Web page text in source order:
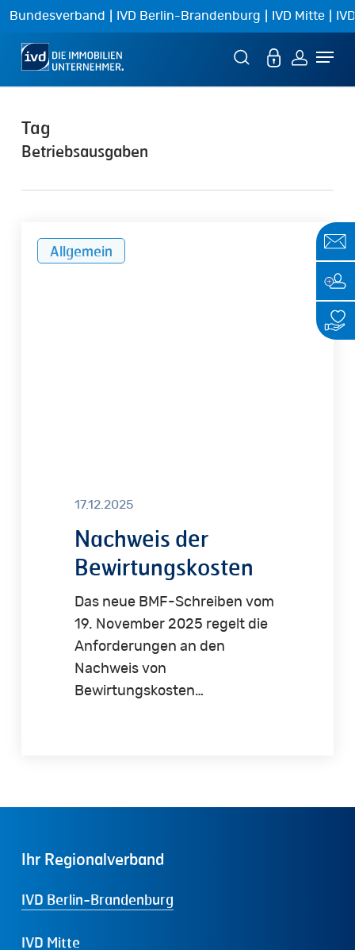
Skip
main
Bundesverband | IVD Berlin-Brandenburg | IVD Mitte |
Tag
Betriebsausgaben
Allgemein
17.12.2025
Nachweis der
Bewirtungskosten
Das neue BMF-Schreiben vom
19. November 2025 regelt die
Anforderungen an den
Nachweis von
Bewirtungskosten…
Ihr Regionalverband
IVD Berlin-Brandenburg
IVD Mitte